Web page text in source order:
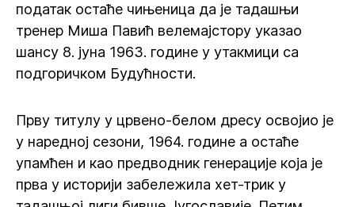
податак остаће чињеница да је тадашњи
тренер Миша Павић велемајстору указао
шансу 8. јуна 1963. године у утакмици са
подгоричком Будућности.
Прву титулу у црвено-белом дресу освојио је
у наредној сезони, 1964. године а остаће
упамћен и као предводник генерације која је
прва у историји забележила хет-трик у